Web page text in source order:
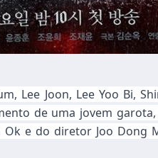
Lee Joon, Lee Yoo Bi,
de uma jovem
e do diretor Joo Dong